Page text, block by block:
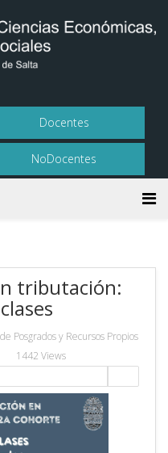
Docentes
NoDocentes
tributación:
Posgrados y Recursos Propios
1442 Views